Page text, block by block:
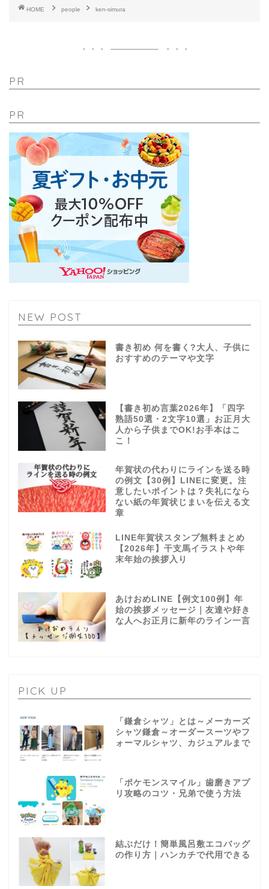
HOME people ken-simura
PR
PR
NEW POST
書き初め 何を書く?大人、子供に
おすすめのテーマや文字
【書き初め言葉2026年】「四字
熟語50選・2文字10選」お正月大
人から子供までOK!お手本はこ
こ！
年賀状の代わりにラインを送る時
の例文【30例】LINEに変更。注
意したいポイントは？失礼になら
ない紙の年賀状じまいを伝える文
章
LINE年賀状スタンプ無料まとめ
【2026年】干支馬イラストや年
末年始の挨拶入り
あけおめLINE【例文100例】年
始の挨拶メッセージ｜友達や好き
な人へお正月に新年のライン一言
PICK UP
「鎌倉シャツ」とは～メーカーズ
シャツ鎌倉～オーダースーツやフ
ォーマルシャツ、カジュアルまで
「ポケモンスマイル」歯磨きアプ
リ攻略のコツ・兄弟で使う方法
結ぶだけ！簡単風呂敷エコバッグ
の作り方｜ハンカチで代用できる